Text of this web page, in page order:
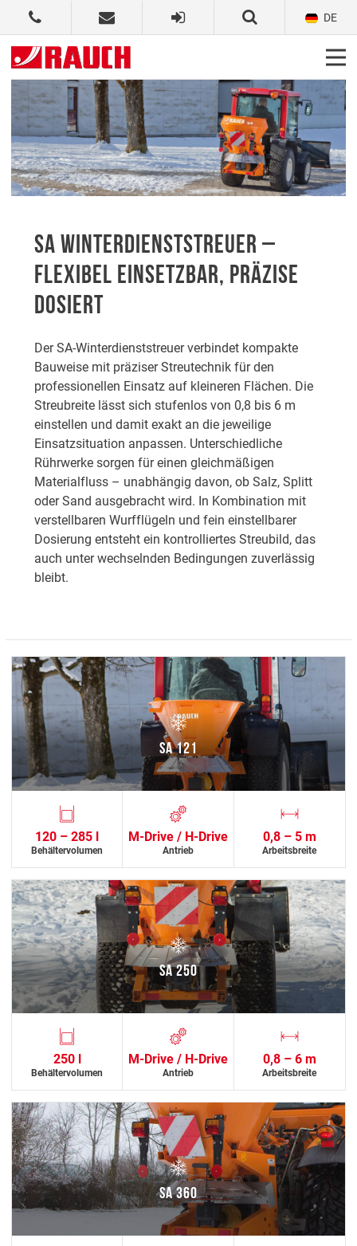
DE
SA WINTERDIENSTSTREUER –
FLEXIBEL EINSETZBAR, PRÄZISE
DOSIERT
Der SA-Winterdienststreuer verbindet kompakte
Bauweise mit präziser Streutechnik für den
professionellen Einsatz auf kleineren Flächen. Die
Streubreite lässt sich stufenlos von 0,8 bis 6 m
einstellen und damit exakt an die jeweilige
Einsatzsituation anpassen. Unterschiedliche
Rührwerke sorgen für einen gleichmäßigen
Materialfluss – unabhängig davon, ob Salz, Splitt
oder Sand ausgebracht wird. In Kombination mit
verstellbaren Wurfflügeln und fein einstellbarer
Dosierung entsteht ein kontrolliertes Streubild, das
auch unter wechselnden Bedingungen zuverlässig
bleibt.
SA 121
120 – 285 l
Behältervolumen
M-Drive / H-Drive
Antrieb
0,8 – 5 m
Arbeitsbreite
SA 250
250 l
Behältervolumen
M-Drive / H-Drive
Antrieb
0,8 – 6 m
Arbeitsbreite
SA 360